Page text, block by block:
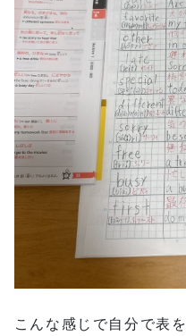
こんな感じで自分で表